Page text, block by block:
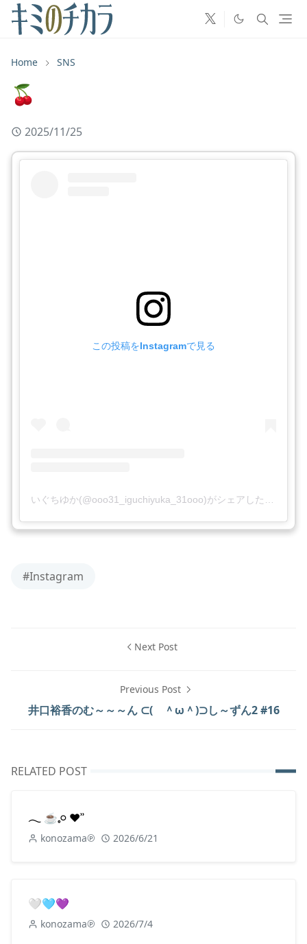
Home SNS
🍒
2025/11/25
この投稿をInstagramで見る
#Instagram
Next Post
Previous Post
井口裕香のむ～～～ん ⊂( ＾ω＾)⊃し～ずん2 #16
RELATED POST
𓂃 ☕️𓈒𓏸 ♥︎ʾʾ
konozama℗ 2026/6/21
🤍🩵💜
konozama℗ 2026/7/4